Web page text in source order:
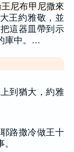
尼布甲尼撒來
王約雅敬，並
這器皿帶到示
庫中。…
到猶大，約雅
路撒冷做王十